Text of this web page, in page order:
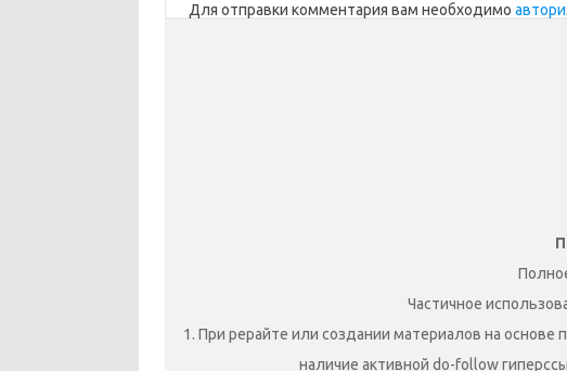
Для отправки комментария вам необходимо
Частичное
1. При рерайте или создании материалов на основе
наличие активной do-follow